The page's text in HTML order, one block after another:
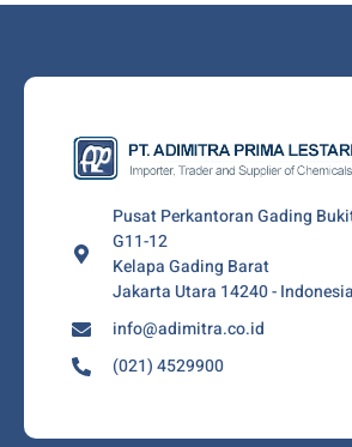
Pusat Perkantoran Gading
G11-12
Kelapa Gading Barat
Jakarta Utara 14240 - Indonesia
info@adimitra.co.id
(021) 4529900